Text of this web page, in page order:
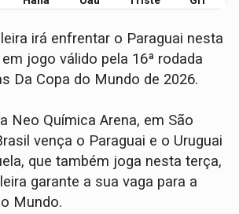
irá enfrentar o Paraguai nesta
jogo válido pela 16ª rodada
Da Copa do Mundo de 2026.
Neo Química Arena, em São
vença o Paraguai e o Uruguai
que também joga nesta terça,
garante a sua vaga para a
Mundo.